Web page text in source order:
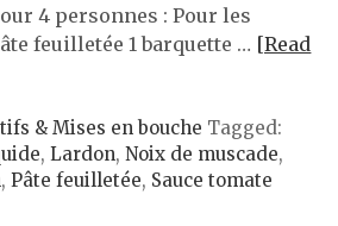
4 personnes : Pour les
feuilletée 1 barquette … [Read
& Mises en bouche Tagged:
,Lardon,Noix de muscade,
,Pâte feuilletée, Sauce tomate